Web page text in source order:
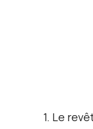
1. Le